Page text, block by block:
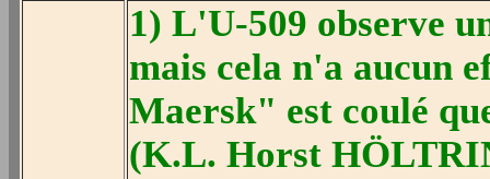
1) L'U-509 observe
mais cela n'a aucun
Maersk" est coulé
(K.L. Horst